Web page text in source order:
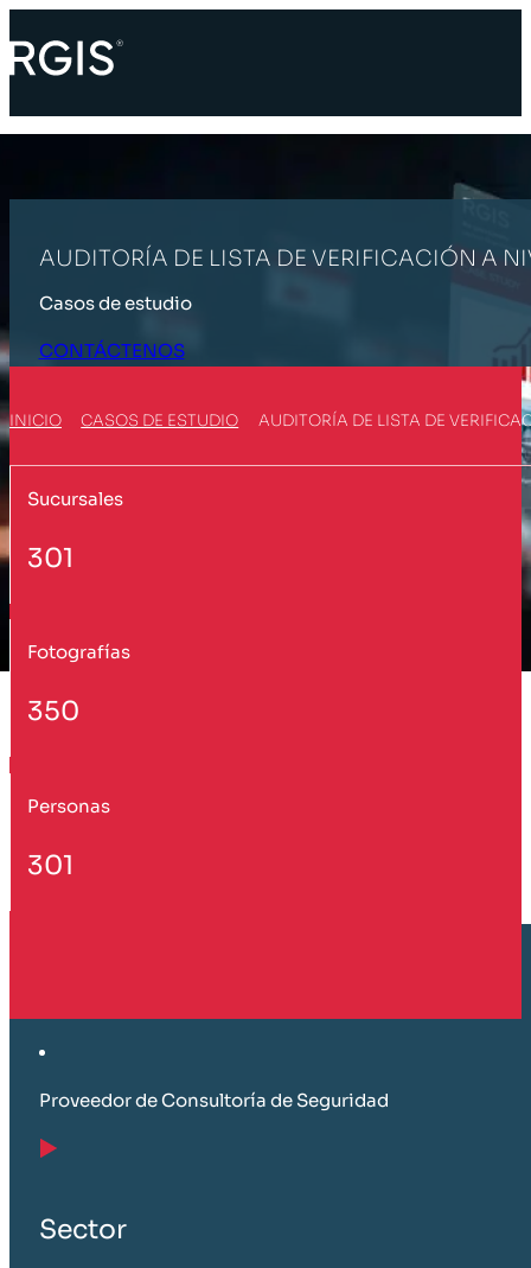
AUDITORÍA DE LISTA DE VERIFICACIÓN A
Casos de estudio
CONTÁCTENOS
INICIO CASOS DE ESTUDIO AUDITORÍA DE LISTA DE
Sucursales
301
Fotografías
350
Personas
301
Proveedor de Consultoría de Seguridad
Sector